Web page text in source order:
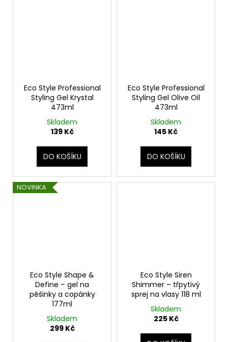
Eco Style Professional
Styling Gel Krystal
473ml
Skladem
139 Kč
DO KOŠÍKU
Eco Style Professional
Styling Gel Olive Oil
473ml
Skladem
145 Kč
DO KOŠÍKU
NOVINKA
Eco Style Shape &
Define – gel na
pěšinky a copánky
177ml
Skladem
299 Kč
Eco Style Siren
Shimmer – třpytivý
sprej na vlasy 118 ml
Skladem
225 Kč